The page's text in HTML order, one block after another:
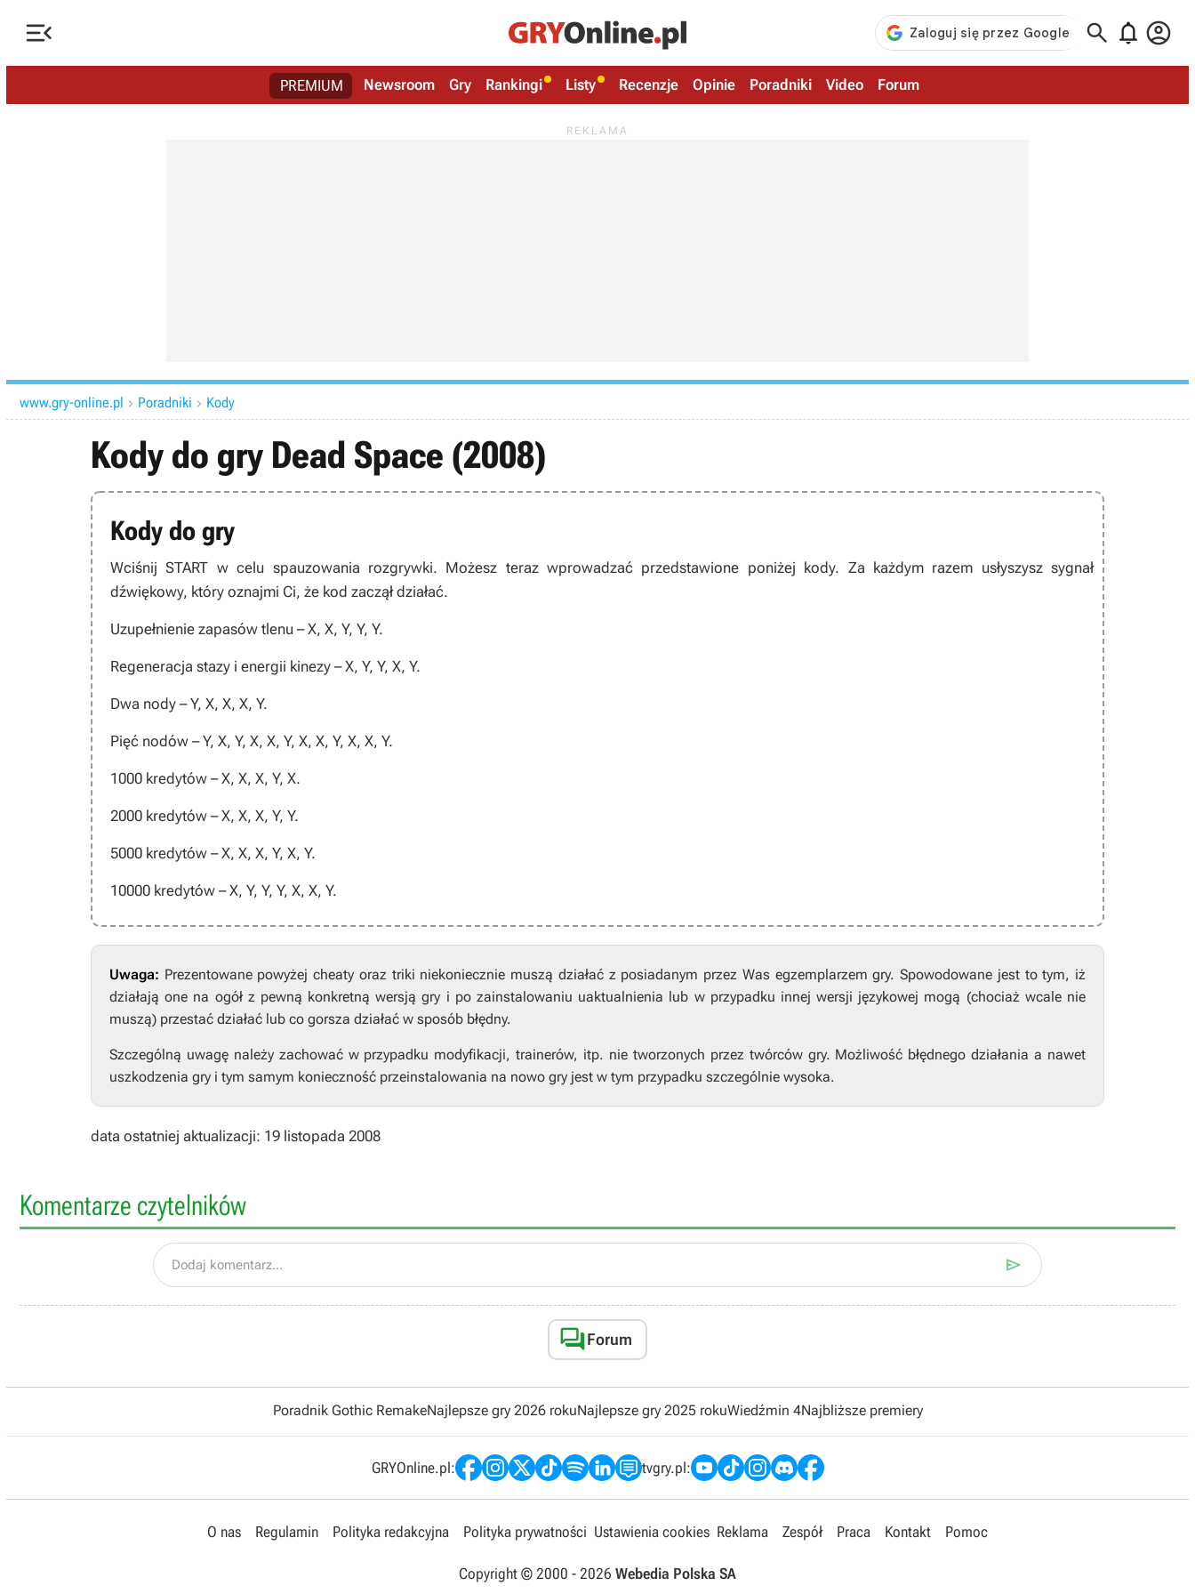
   
PREMIUM Newsroom Gry Rankingi Listy Recenzje Opinie Poradniki Video Forum
www.gry-online.pl  Poradniki  Kody
Kody do gry Dead Space (2008)
Kody do gry
WciśnijSTART w celu spauzowania rozgrywki. Możesz teraz wprowadzać przedstawione poniżej kody. Za każdym razem usłyszysz sygnał
dźwiękowy, który oznajmi Ci, że kod zaczął działać.
Uzupełnienie zapasów tlenu –X, X, Y, Y, Y.
Regeneracja stazy i energii kinezy –X, Y, Y, X, Y.
Dwa nody –Y, X, X, X, Y.
Pięć nodów –Y, X, Y, X, X, Y, X, X, Y, X, X, Y.
1000 kredytów –X, X, X, Y, X.
2000 kredytów –X, X, X, Y, Y.
5000 kredytów –X, X, X, Y, X, Y.
10000 kredytów –X, Y, Y, Y, X, X, Y.
Uwaga: Prezentowane powyżej cheaty oraz triki niekoniecznie muszą działać z posiadanym przez Was egzemplarzem gry. Spowodowane jest to tym, iż
działają one na ogół z pewną konkretną wersją gry i po zainstalowaniu uaktualnienia lub w przypadku innej wersji językowej mogą (chociaż wcale nie
muszą) przestać działać lub co gorsza działać w sposób błędny.
Szczególną uwagę należy zachować w przypadku modyfikacji, trainerów, itp. nie tworzonych przez twórców gry. Możliwość błędnego działania a nawet
uszkodzenia gry i tym samym konieczność przeinstalowania na nowo gry jest w tym przypadku szczególnie wysoka.
data ostatniej aktualizacji: 19 listopada 2008
Komentarze czytelników
Dodaj komentarz... 
Forum
Poradnik Gothic RemakeNajlepsze gry 2026 rokuNajlepsze gry 2025 rokuWiedźmin 4Najbliższe premiery
GRYOnline.pl: tvgry.pl:
O nas Regulamin Polityka redakcyjna Polityka prywatności Ustawienia cookies Reklama Zespół Praca Kontakt Pomoc
Copyright © 2000 - 2026 Webedia Polska SA